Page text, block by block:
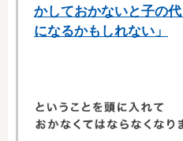
かしておかないと子の
になるかもしれない」